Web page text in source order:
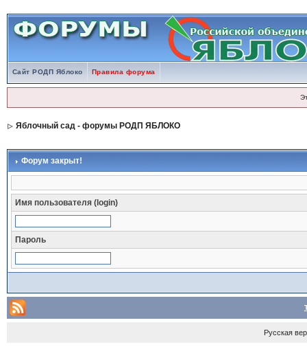
Сайт РОДП Яблоко Правила форума
Яблочный сад - форумы РОДП ЯБЛОКО
Форум закрыт!
Имя пользователя (login)
Пароль
Русская